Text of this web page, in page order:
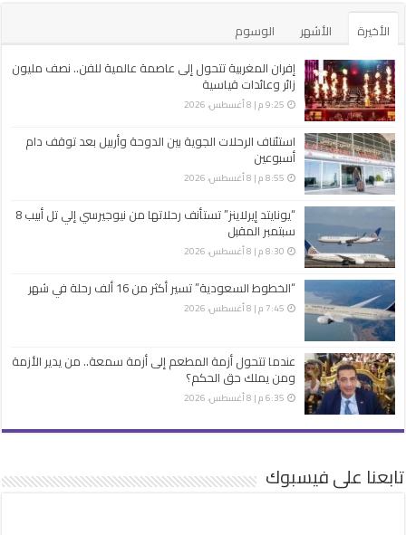
الأخيرة الأشهر
الوسوم
إفران المغربية تتحول إلى عاصمة عالمية للفن.. نصف مليون
زائر وعائدات قياسية
9:25 م | 8 أغسطس، 2026
استئناف الرحلات الجوية بين الدوحة وأربيل بعد توقف دام
أسبوعين
8:55 م | 8 أغسطس، 2026
“يونايتد إيرلاينز” تستأنف رحلاتها من نيوجيرسي إلي تل أبيب 8
سبتمبر المقبل
8:30 م | 8 أغسطس، 2026
“الخطوط السعودية” تسير أكثر من 16 ألف رحلة في شهر
7:45 م | 8 أغسطس، 2026
عندما تتحول أزمة المطعم إلى أزمة سمعة.. من يدير الأزمة
ومن يملك حق الحكم؟
6:35 م | 8 أغسطس، 2026
تابعنا على فيسبوك